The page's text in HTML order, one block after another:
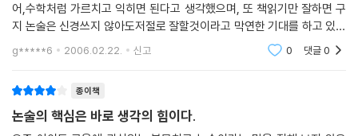
어,수학처럼 가르치고 익히면 된다고 생각했으며, 또 책읽기만 잘하면 구
지 논술은 신경쓰지 않아도저절로 잘할것이라고 막연한 기대를 하고 있었
으며, 그래서 소위 권장도서라는 책을 아이의 수준에 상관없이 읽혔으며,8
살은 아직 논술
g*****6 2006.02.22. 신고 0 댓글0
종이책
논술의 핵심은 바로 생각의 힘이다.